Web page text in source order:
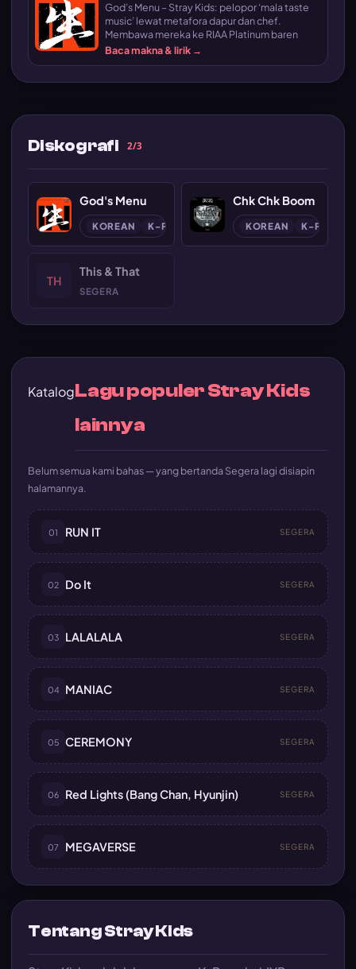
God’s Menu – Stray Kids: pelopor ‘mala taste
music’ lewat metafora dapur dan chef.
Membawa mereka ke RIAA Platinum baren
Baca makna & lirik →
Diskografi 2/3
God's Menu
KOREAN K-POP
Chk Chk Boom
KOREAN K-POP
TH
This & That
SEGERA
KatalogLagu populer Stray Kids
lainnya
Belum semua kami bahas — yang bertanda Segera lagi disiapin
halamannya.
01 RUN IT SEGERA
02 Do It SEGERA
03 LALALALA SEGERA
04 MANIAC SEGERA
05 CEREMONY SEGERA
06 Red Lights (Bang Chan, Hyunjin) SEGERA
07 MEGAVERSE SEGERA
Tentang Stray Kids